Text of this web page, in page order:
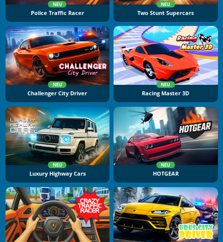
NEU
Police Traffic Racer
NEU
Two Stunt Supercars
NEU
Challenger City Driver
NEU
Racing Master 3D
NEU
Luxury Highway Cars
NEU
HOTGEAR